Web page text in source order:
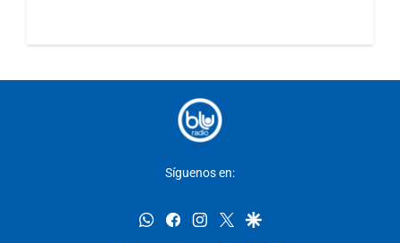
Síguenos en:
whatsappfacebookinstagram
twittergoogle